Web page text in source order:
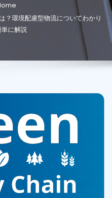
？環境配慮型物流についてわかり
に解説